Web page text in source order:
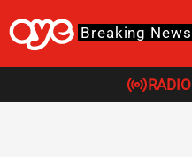
Breaking News
RADIO